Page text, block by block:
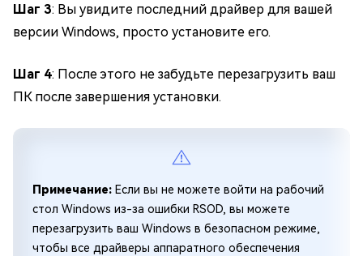
Шаг 3: Вы увидите последний драйвер для вашей
версии Windows, просто установите его.
Шаг 4: После этого не забудьте перезагрузить ваш
ПК после завершения установки.
Примечание: Если вы не можете войти на рабочий
стол Windows из-за ошибки RSOD, вы можете
перезагрузить ваш Windows в безопасном режиме,
чтобы все драйверы аппаратного обеспечения